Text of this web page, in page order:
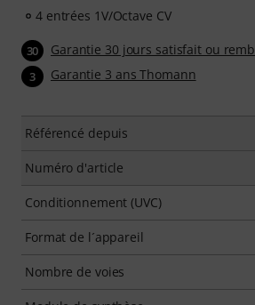
4 entrées 1V/Octave CV
30 Garantie 30 jours satisfait ou
3 Garantie 3 ans Thomann
Référencé depuis
Numéro d'article
Conditionnement (UVC)
Format de l´appareil
Nombre de voies